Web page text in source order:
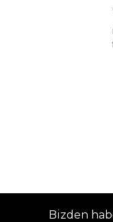
Bizden